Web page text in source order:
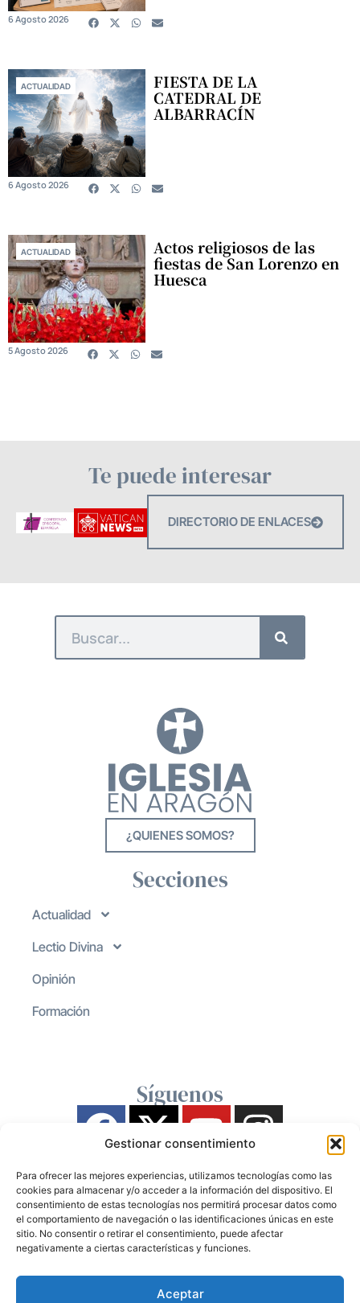
Gestionar consentimiento
Para ofrecer las mejores experiencias, utilizamos tecnologías como las
cookies para almacenar y/o acceder a la información del dispositivo. El
consentimiento de estas tecnologías nos permitirá procesar datos como
el comportamiento de navegación o las identificaciones únicas en este
sitio. No consentir o retirar el consentimiento, puede afectar
negativamente a ciertas características y funciones.
Aceptar
6 Agosto 2026
ACTUALIDAD FIESTA DE LA
CATEDRAL DE
ALBARRACÍN
6 Agosto 2026
ACTUALIDAD Actos religiosos de las
fiestas de San Lorenzo en
Huesca
5 Agosto 2026
Te puede interesar
DIRECTORIO DE ENLACES
¿QUIENES SOMOS?
Secciones
Actualidad
Lectio Divina
Opinión
Formación
Síguenos